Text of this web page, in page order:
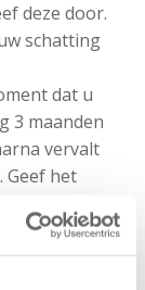
deze door.
schatting
dat u
3 maanden
vervalt
Geef het
studie